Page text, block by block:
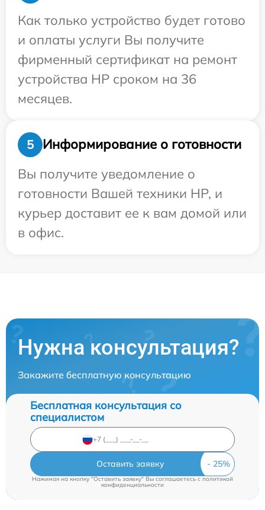
Как только устройство будет готово
и оплаты услуги Вы получите
фирменный сертификат на ремонт
устройства HP сроком на 36
месяцев.
5
Информирование о готовности
Вы получите уведомление о
готовности Вашей техники HP, и
курьер доставит ее к вам домой или
в офис.
Нужна консультация?
Закажите бесплатную консультацию
Бесплатная консультация со
специалистом
Оставить заявку
Нажимая на кнопку "Оставить заявку" Вы соглашаетесь cполитикой
конфиденциальности